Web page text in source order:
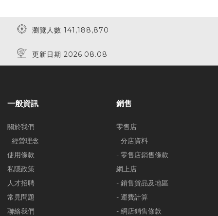
瀏覽人數 141,188,870
更新日期 2026.08.08
一般資訊
關於我們
- 經營理念
使用條款
私隱政策
人才招聘
常見問題
聯絡我們
銷售
零售店
- 分店資料
- 零售店銷售條款
網上店
- 銷售貨品及地區
- 運費計算
- 網店銷售條款